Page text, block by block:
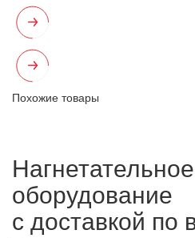
Похожие товары
Нагнетательное
оборудование
с доставкой по